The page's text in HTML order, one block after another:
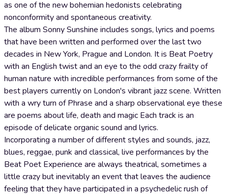
as one of the new bohemian hedonists celebrating
nonconformity and spontaneous creativity.
The album Sonny Sunshine includes songs, lyrics and poems
that have been written and performed over the last two
decades in New York, Prague and London. It is Beat Poetry
with an English twist and an eye to the odd crazy frailty of
human nature with incredible performances from some of the
best players currently on London's vibrant jazz scene. Written
with a wry turn of Phrase and a sharp observational eye these
are poems about life, death and magic Each track is an
episode of delicate organic sound and lyrics.
Incorporating a number of different styles and sounds, jazz,
blues, reggae, punk and classical, live performances by the
Beat Poet Experience are always theatrical, sometimes a
little crazy but inevitably an event that leaves the audience
feeling that they have participated in a psychedelic rush of